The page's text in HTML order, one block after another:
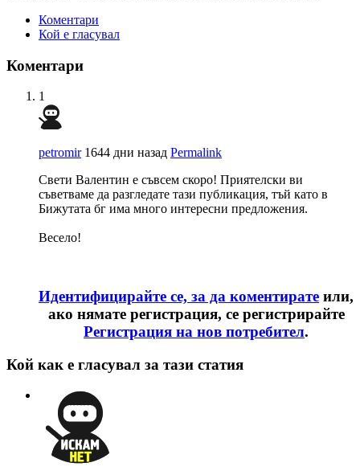
Коментари
Кой е гласувал
Коментари
1
petromir 1644 дни назад Permalink
Свети Валентин е съвсем скоро! Приятелски ви
съветваме да разгледате тази публикация, тъй като в
Бижутата бг има много интересни предложения.
Весело!
Идентифицирайте се, за да коментирате или,
ако нямате регистрация, се регистрирайте
Регистрация на нов потребител.
Кой как е гласувал за тази статия